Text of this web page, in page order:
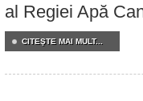
al Regiei Apă
CITEŞTE MAI MULT...